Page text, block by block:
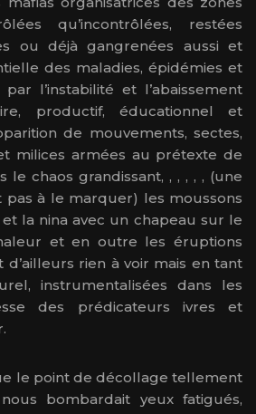
qu’incontrôlées, restées
ou déjà gangrenées aussi et
des maladies, épidémies et
l’instabilité et l’abaissement
productif, éducationnel et
de mouvements, sectes,
milices armées au prétexte de
le chaos grandissant, , , , , , (une
pas à le marquer) les moussons
la nina avec un chapeau sur le
et en outre les éruptions
d’ailleurs rien à voir mais en tant
instrumentalisées dans les
des prédicateurs ivres et
le point de décollage tellement
bombardait yeux fatigués,